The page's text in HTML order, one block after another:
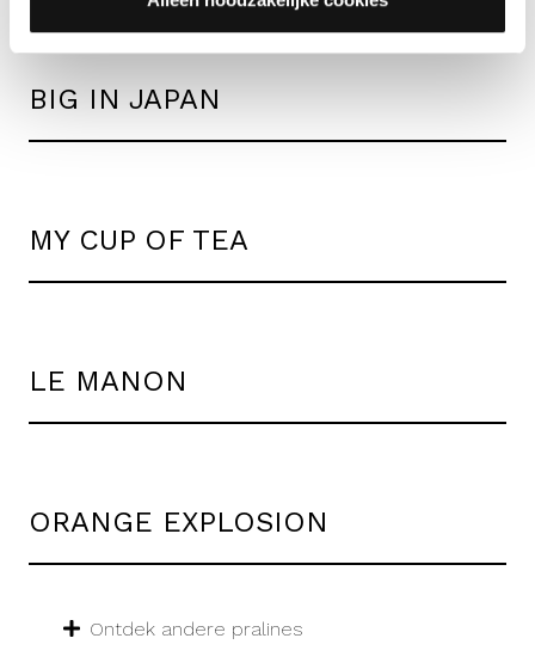
BIG IN JAPAN
MY CUP OF TEA
LE MANON
ORANGE EXPLOSION
Ontdek andere pralines